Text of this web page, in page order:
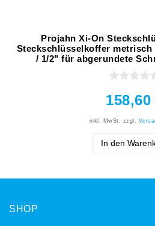
Projahn Xi-On
Steckschlüsselkoffer metrisch
/ 1/2" für abgerundete
158,60
inkl. MwSt. zzgl.
In den
SHOP